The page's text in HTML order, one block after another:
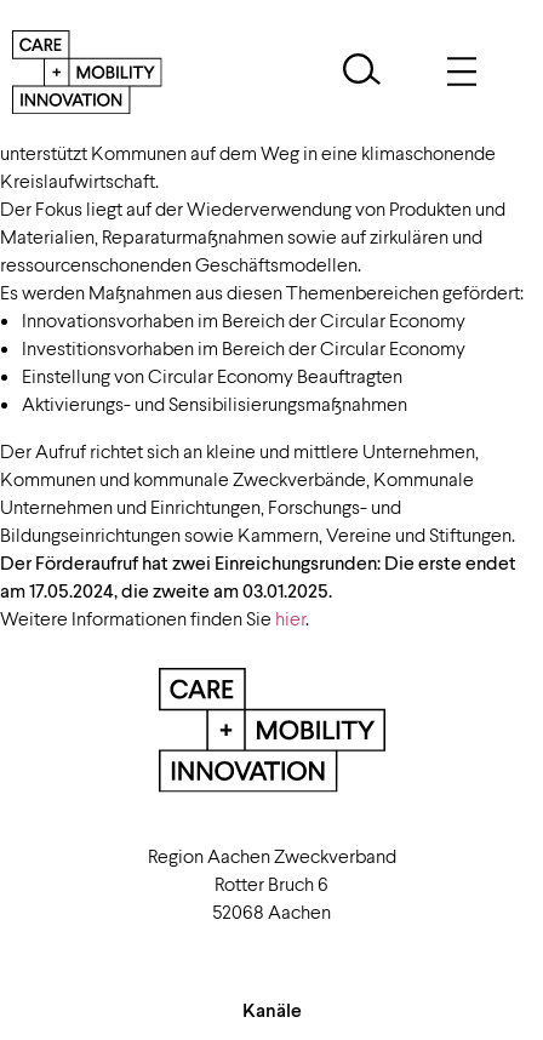
unterstützt Kommunen auf dem Weg in eine klimaschonende
Kreislaufwirtschaft.
Der Fokus liegt auf der Wiederverwendung von Produkten und
Materialien, Reparaturmaßnahmen sowie auf zirkulären und
ressourcenschonenden Geschäftsmodellen.
Es werden Maßnahmen aus diesen Themenbereichen gefördert:
Innovationsvorhaben im Bereich der Circular Economy
Investitionsvorhaben im Bereich der Circular Economy
Einstellung von Circular Economy Beauftragten
Aktivierungs- und Sensibilisierungsmaßnahmen
Der Aufruf richtet sich an kleine und mittlere Unternehmen,
Kommunen und kommunale Zweckverbände, Kommunale
Unternehmen und Einrichtungen, Forschungs- und
Bildungseinrichtungen sowie Kammern, Vereine und Stiftungen.
Der Förderaufruf hat zwei Einreichungsrunden: Die erste endet
am 17.05.2024, die zweite am 03.01.2025.
Weitere Informationen finden Sie hier.
Region Aachen Zweckverband
Rotter Bruch 6
52068 Aachen
Kanäle